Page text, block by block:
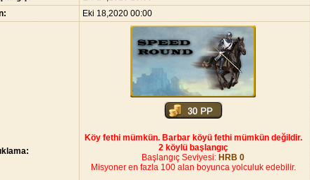
Eki 18,2020 00:00
Köy fethi mümkün. Barbar köyü fethi mümkün değildir.
2 köylü başlangıç
Başlangıç Seviyesi: HRB 0
Misyoner en fazla 100 alan boyunca yolculuk edebilir.